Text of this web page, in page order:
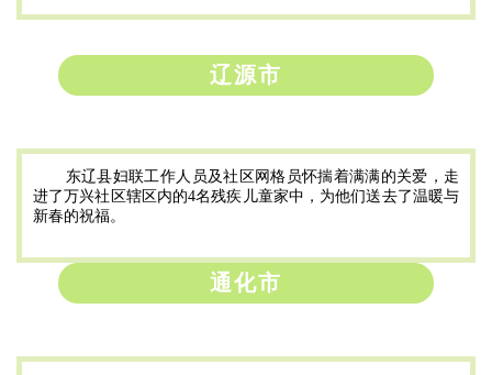
辽源市
东辽县妇联工作人员及社区网格员怀揣着满满的关爱，走
进了万兴社区辖区内的4名残疾儿童家中，为他们送去了温暖与
新春的祝福。
通化市